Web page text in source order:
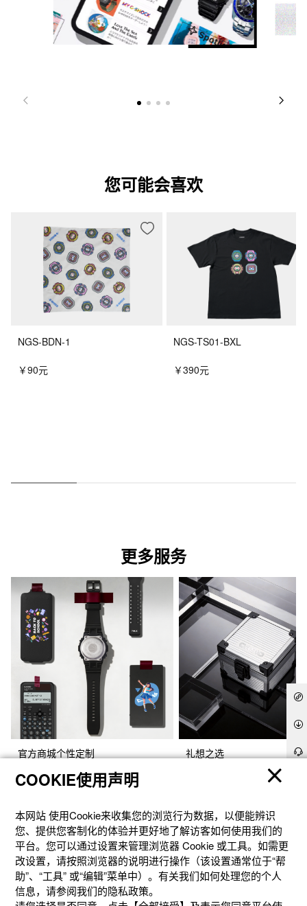
您可能会喜欢
NGS-BDN-1
￥90元
NGS-TS01-BXL
￥390元
更多服务
官方商城个性定制 礼想之选
COOKIE使用声明
本网站 使⽤Cookie来收集您的浏览⾏为数据，以便能辨识
您、提供您客制化的体验并更好地了解访客如何使⽤我们的
平台。您可以通过设置来管理浏览器 Cookie 或⼯具。如需更
改设置，请按照浏览器的说明进⾏操作（该设置通常位于“帮
助”、“⼯具” 或“编辑”菜单中）。有关我们如何处理您的个⼈
信息，请参阅我们的隐私政策。